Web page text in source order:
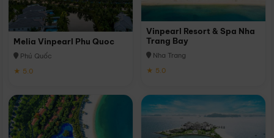
Melia Vinpearl Phu Quoc
Phú Quốc
★ 5.0
Vinpearl Resort & Spa Nha
Trang Bay
Nha Trang
★ 5.0